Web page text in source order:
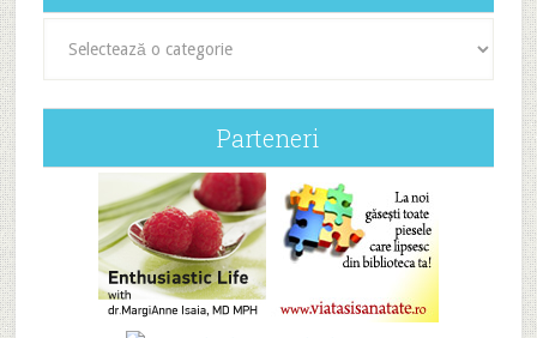
Parteneri